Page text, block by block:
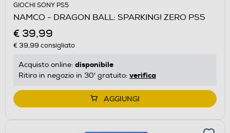
GIOCHI SONY PS5
NAMCO - DRAGON BALL: SPARKING! ZERO PS5
€ 39,99
€ 39,99 consigliato
Acquisto online: disponibile
Ritiro in negozio in 30' gratuito: verifica
AGGIUNGI